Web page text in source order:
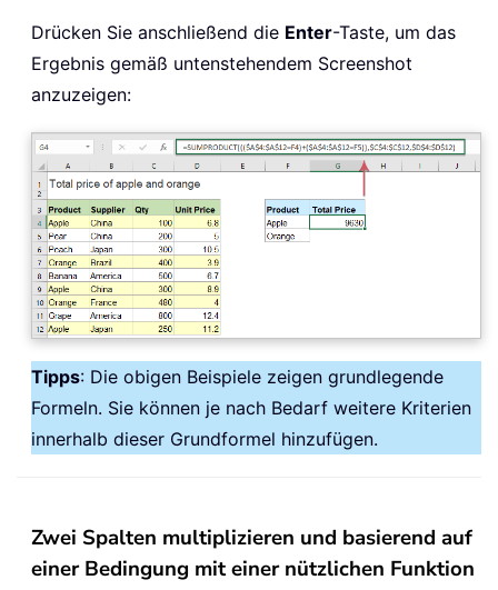
Drücken Sie anschließend die Enter-Taste, um das
Ergebnis gemäß untenstehendem Screenshot
anzuzeigen:
Tipps: Die obigen Beispiele zeigen grundlegende
Formeln. Sie können je nach Bedarf weitere Kriterien
innerhalb dieser Grundformel hinzufügen.
Zwei Spalten multiplizieren und basierend auf
einer Bedingung mit einer nützlichen Funktion